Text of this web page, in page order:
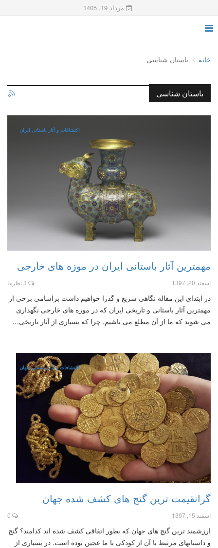
مرداد 19, 1405
خانه باستان شناسی
باستان شناسی
اکتشافات و آثار باستانی ایران
مهمترین آثار باستانی ایران در موزه های خارجی
اسفند 20, 1397 3 نظرها
در ابتدای این مقاله نگاهی سریع و گذرا خواهیم داشت براسامی برخی از
مهمترین آثار باستانی و تاریخی ایران که در موزه های خارجی نگهداری
می شوند که ما از آن مطلع می باشیم. چرا که بسیاری از آثار تاریخی…
اکتشافات و آثار باستانی جهان
گرانقیمت ترین گنج های کشف شده جهان
اسفند 15, 1397 0
ارزشمند ترین گنج های جهان که بطور اتفاقی کشف شده اند کدامند؟ گنج
و داستانهای مرتبط با آن از کودکی با ما عجین بوده است. در بسیاری از